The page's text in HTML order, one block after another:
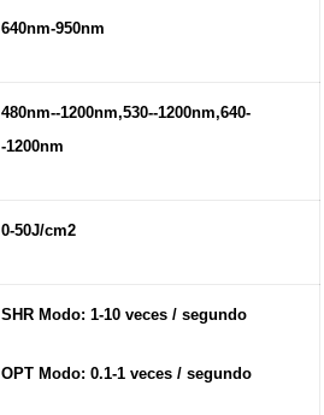
640nm-950nm
480nm--1200nm,530--1200nm,640-
-1200nm
0-50J/cm2
SHR Modo: 1-10 veces / segundo
OPT Modo: 0.1-1 veces / segundo